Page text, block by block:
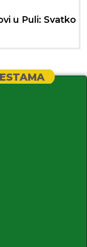
u Puli: Svatko